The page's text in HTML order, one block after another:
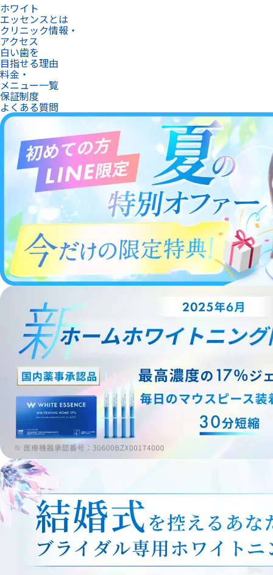
ホワイト
エッセンスとは
クリニック情報・
アクセス
白い歯を
目指せる理由
料金・
メニュー一覧
保証制度
よくある質問